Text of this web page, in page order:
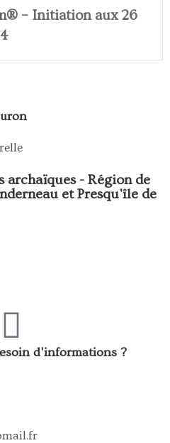
– Initiation aux 26
archaïques - Région de
et Presqu'île de
d'informations ?